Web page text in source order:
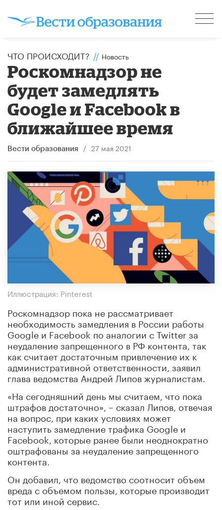
ЧТО ПРОИСХОДИТ? // Новость
Роскомнадзор не
будет замедлять
Google и Facebook в
ближайшее время
Вести образования / 27 мая 2021
Иллюстрация: Pinterest
Роскомнадзор пока не рассматривает
необходимость замедления в России работы
Google и Facebook по аналогии с Twitter за
неудаление запрещенного в РФ контента, так
как считает достаточным привлечение их к
административной ответственности, заявил
глава ведомства Андрей Липов журналистам.
«На сегодняшний день мы считаем, что пока
штрафов достаточно», – сказал Липов, отвечая
на вопрос, при каких условиях может
наступить замедление трафика Google и
Facebook, которые ранее были неоднократно
оштрафованы за неудаление запрещенного
контента.
Он добавил, что ведомство соотносит объем
вреда с объемом пользы, которые производит
тот или иной сервис.